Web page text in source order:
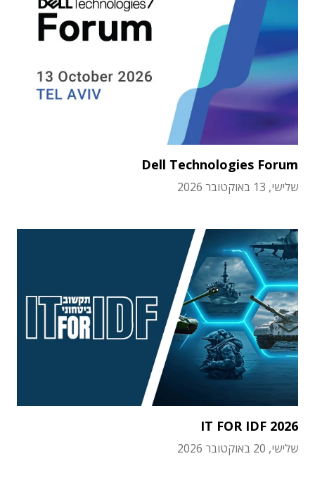
Dell Technologies Forum
שלישי, 13 באוקטובר 2026
IT FOR IDF 2026
שלישי, 20 באוקטובר 2026